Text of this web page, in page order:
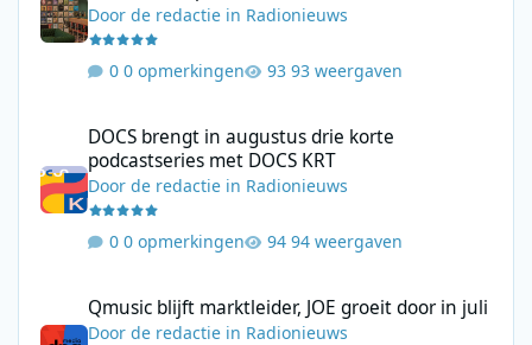
Doorde redactie in Radionieuws
0 opmerkingen 93 weergaven
DOCS brengt in augustus drie korte
podcastseries met DOCS KRT
Doorde redactie in Radionieuws
0 opmerkingen 94 weergaven
Qmusic blijft marktleider, JOE groeit door in juli
Doorde redactie in Radionieuws